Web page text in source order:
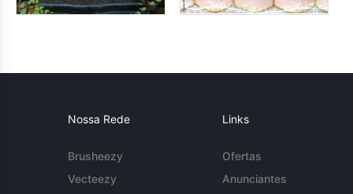
Nossa Rede
Brusheezy
Vecteezy
Links
Ofertas
Anunciantes